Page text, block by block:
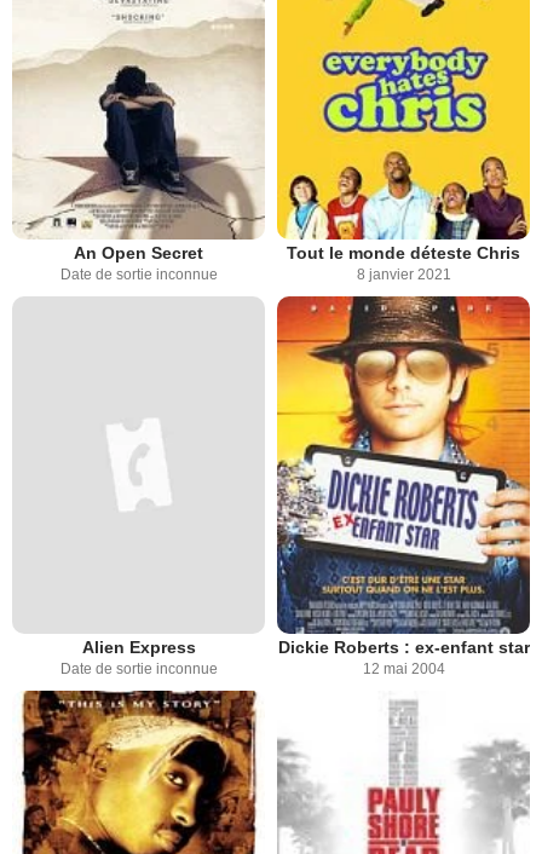
An Open Secret
Date de sortie inconnue
Tout le monde déteste Chris
8 janvier 2021
Alien Express
Date de sortie inconnue
Dickie Roberts : ex-enfant star
12 mai 2004